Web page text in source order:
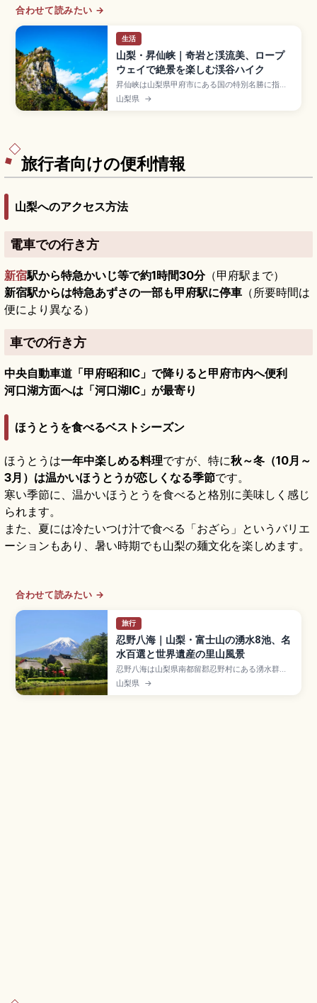
合わせて読みたい →
生活
山梨・昇仙峡｜奇岩と渓流美、ロープ
ウェイで絶景を楽しむ渓谷ハイク
昇仙峡は山梨県甲府市にある国の特別名勝に指定
された渓谷で、巨大な花崗岩の奇岩や渓流が四季
折々の自然を彩る景勝地のスポット。シンボルの
山梨県 →
旅行者向けの便利情報
山梨へのアクセス方法
電車での行き方
新宿駅から特急かいじ等で約1時間30分（甲府駅まで）
新宿駅からは特急あずさの一部も甲府駅に停車 （所要時間は
便により異なる）
車での行き方
中央自動車道「甲府昭和IC」で降りると甲府市内へ便利
河口湖方面へは「河口湖IC」が最寄り
ほうとうを食べるベストシーズン
ほうとうは一年中楽しめる料理ですが、特に秋～冬（10月～
3月）は温かいほうとうが恋しくなる季節です。
寒い季節に、温かいほうとうを食べると格別に美味しく感じ
られます。
また、夏には冷たいつけ汁で食べる「おざら」というバリエ
ーションもあり、暑い時期でも山梨の麺文化を楽しめます。
合わせて読みたい →
旅行
忍野八海｜山梨・富士山の湧水8池、名
水百選と世界遺産の里山風景
忍野八海は山梨県南都留郡忍野村にある湧水群
で、富士山の雪解け水が長年かけてろ過され湧き
出す8つの湧水池の総称。国の天然記念物、名水百
山梨県 →